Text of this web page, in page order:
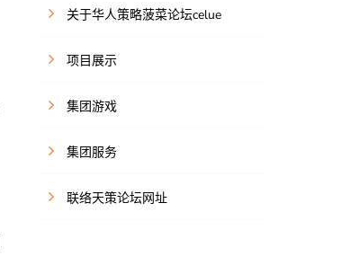
关于华人策略菠菜论坛celue
项目展示
集团游戏
集团服务
联络天策论坛网址